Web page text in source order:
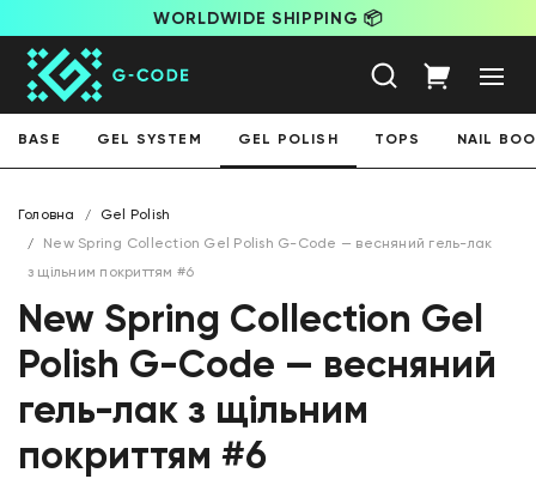
WORLDWIDE SHIPPING 📦
BASE GEL SYSTEM GEL POLISH TOPS NAIL
Головна
Gel Polish
New Spring Collection Gel Polish G-Code — весняний гель-лак
з щільним покриттям #6
New Spring Collection Gel
Polish G-Code — весняний
гель-лак з щільним
покриттям #6